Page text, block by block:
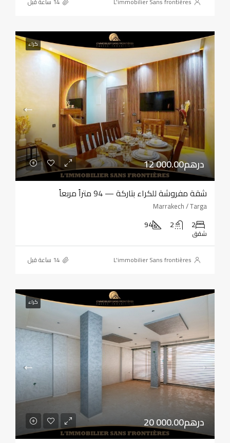
كراء
12 000.00درهم
شقة مفروشة للكراء بتاركة — 94 متراً مربعاً
Marrakech / Targa
2
2
94
شقق
L'immobilier Sans frontières
كراء
20 000.00درهم